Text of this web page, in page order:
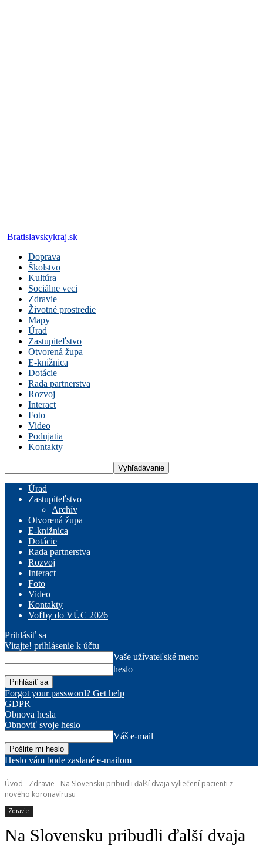
Bratislavskykraj.sk
Doprava
Školstvo
Kultúra
Sociálne veci
Zdravie
Životné prostredie
Mapy
Úrad
Zastupiteľstvo
Otvorená župa
E-knižnica
Dotácie
Rada partnerstva
Rozvoj
Interact
Foto
Video
Podujatia
Kontakty
Úrad
Zastupiteľstvo
Archív
Otvorená župa
E-knižnica
Dotácie
Rada partnerstva
Rozvoj
Interact
Foto
Video
Kontakty
Voľby do VÚC 2026
Prihlásiť sa
Vitajte! prihlásenie k účtu
Vaše užívateľské meno
heslo
Forgot your password? Get help
GDPR
Obnova hesla
Obnoviť svoje heslo
Váš e-mail
Heslo vám bude zaslané e-mailom
Úvod Zdravie
Na Slovensku pribudli ďalší dvaja vyliečení pacienti z
nového koronavírusu
Zdravie
Na Slovensku pribudli ďalší dvaja